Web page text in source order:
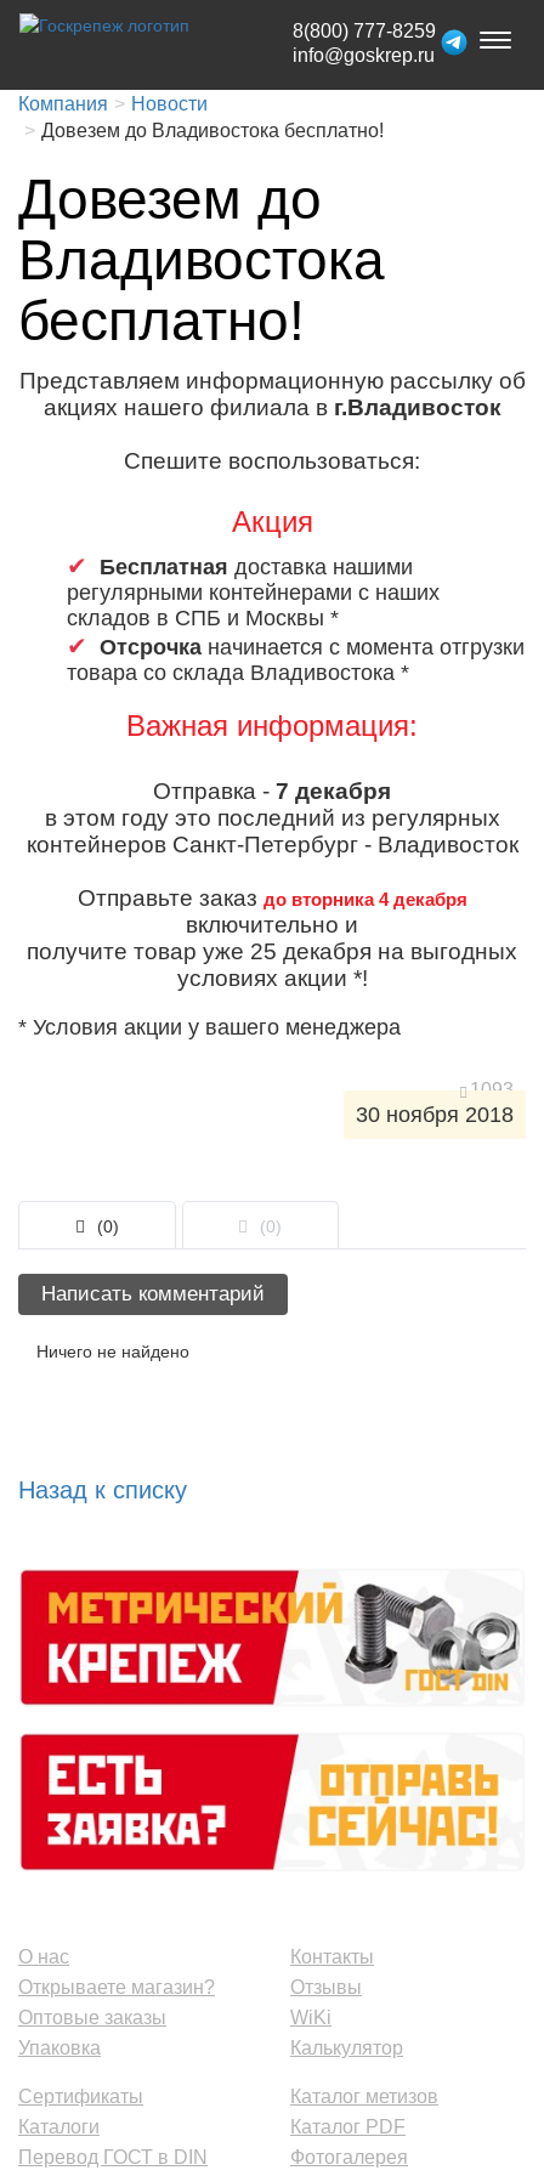
Toggle
8(800) 777-8259
info@goskrep.ru
Компания
Новости
Довезем до Владивостока бесплатно!
Довезем до
Владивостока
бесплатно!
Представляем информационную рассылку об
акциях нашего филиала в г.Владивосток
Спешите воспользоваться:
Акция
Бесплатная доставка нашими
регулярными контейнерами с наших
складов в СПБ и Москвы *
Отсрочка начинается с момента отгрузки
товара со склада Владивостока *
Важная информация:
Отправка - 7 декабря
в этом году это последний из регулярных
контейнеров Санкт-Петербург - Владивосток
Отправьте заказ до вторника 4 декабря
включительно и
получите товар уже 25 декабря на выгодных
условиях акции *!
* Условия акции у вашего менеджера
1093
30 ноября 2018
(0) (0)
Написать комментарий
Ничего не найдено
Назад к списку
О нас
Открываете магазин?
Оптовые заказы
Упаковка
Контакты
Отзывы
WiKi
Калькулятор
Сертификаты
Каталоги
Перевод ГОСТ в DIN
Каталог метизов
Каталог PDF
Фотогалерея